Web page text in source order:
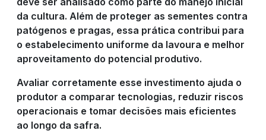
REPRESENTANTE
DE VENDAS
RESULTADO
da cultura. Além de proteger as sementes contra
patógenos e pragas, essa prática contribui para
o estabelecimento uniforme da lavoura e melhor
aproveitamento do potencial produtivo.
Avaliar corretamente esse investimento ajuda o
produtor a comparar tecnologias, reduzir riscos
operacionais e tomar decisões mais eficientes
ao longo da safra.